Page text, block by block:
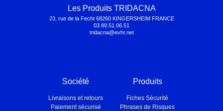
Les Produits TRIDACNA
23, rue de la Fecht 68260 KINGERSHEIM FRANCE
03.89.51.06.51
tridacna@evhr.net
Société
Livraisons et retours
Paiement sécurisé
Produits
Fiches Sécurité
Phrases de Risques